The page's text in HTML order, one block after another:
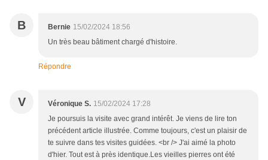
B Bernie 15/02/2024 18:56
Un très beau bâtiment chargé d'histoire.
Répondre
V Véronique S. 15/02/2024 17:28
Je poursuis la visite avec grand intérêt. Je viens de lire ton
précédent article illustrée. Comme toujours, c'est un plaisir de
te suivre dans tes visites guidées. <br /> J'ai aimé la photo
d'hier. Tout est à près identique.Les vieilles pierres ont été